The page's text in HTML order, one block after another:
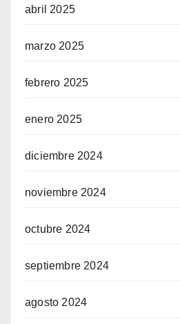
abril 2025
marzo 2025
febrero 2025
enero 2025
diciembre 2024
noviembre 2024
octubre 2024
septiembre 2024
agosto 2024